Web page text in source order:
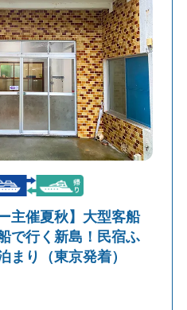
主催夏秋】大型客船
で行く新島！民宿ふ
まり（東京発着）